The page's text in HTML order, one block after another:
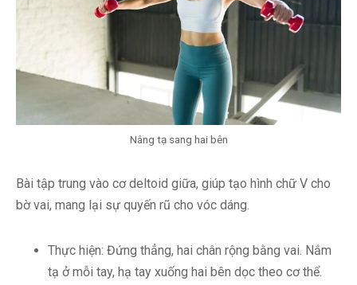
Nâng tạ sang hai bên
Bài tập trung vào cơ deltoid giữa, giúp tạo hình chữ V cho
bờ vai, mang lại sự quyến rũ cho vóc dáng.
Thực hiện: Đứng thẳng, hai chân rộng bằng vai. Nắm
tạ ở mỗi tay, hạ tay xuống hai bên dọc theo cơ thể.